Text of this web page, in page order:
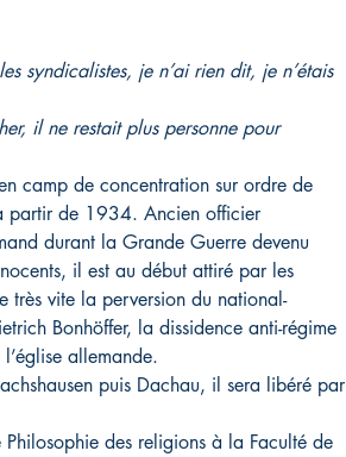
syndicalistes, je n’ai rien dit, je n’étais
il ne restait plus personne pour
camp de concentration sur ordre de
partir de 1934. Ancien officier
durant la Grande Guerre devenu
il est au début attiré par les
très vite la perversion du national-
Bonhöffer, la dissidence anti-régime
allemande.
puis Dachau, il sera libéré par
Philosophie des religions à la Faculté de